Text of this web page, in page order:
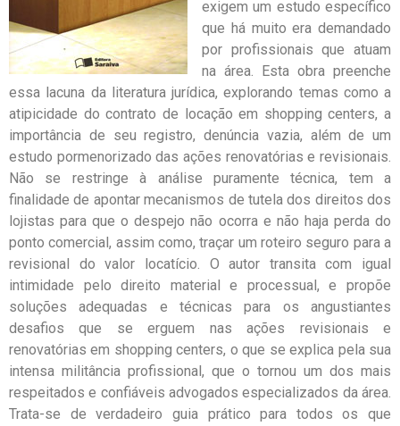
exigem um estudo específico
que há muito era demandado
por profissionais que atuam
na área. Esta obra preenche
essa lacuna da literatura jurídica, explorando temas como a
atipicidade do contrato de locação em shopping centers, a
importância de seu registro, denúncia vazia, além de um
estudo pormenorizado das ações renovatórias e revisionais.
Não se restringe à análise puramente técnica, tem a
finalidade de apontar mecanismos de tutela dos direitos dos
lojistas para que o despejo não ocorra e não haja perda do
ponto comercial, assim como, traçar um roteiro seguro para a
revisional do valor locatício. O autor transita com igual
intimidade pelo direito material e processual, e propõe
soluções adequadas e técnicas para os angustiantes
desafios que se erguem nas ações revisionais e
renovatórias em shopping centers, o que se explica pela sua
intensa militância profissional, que o tornou um dos mais
respeitados e confiáveis advogados especializados da área.
Trata-se de verdadeiro guia prático para todos os que